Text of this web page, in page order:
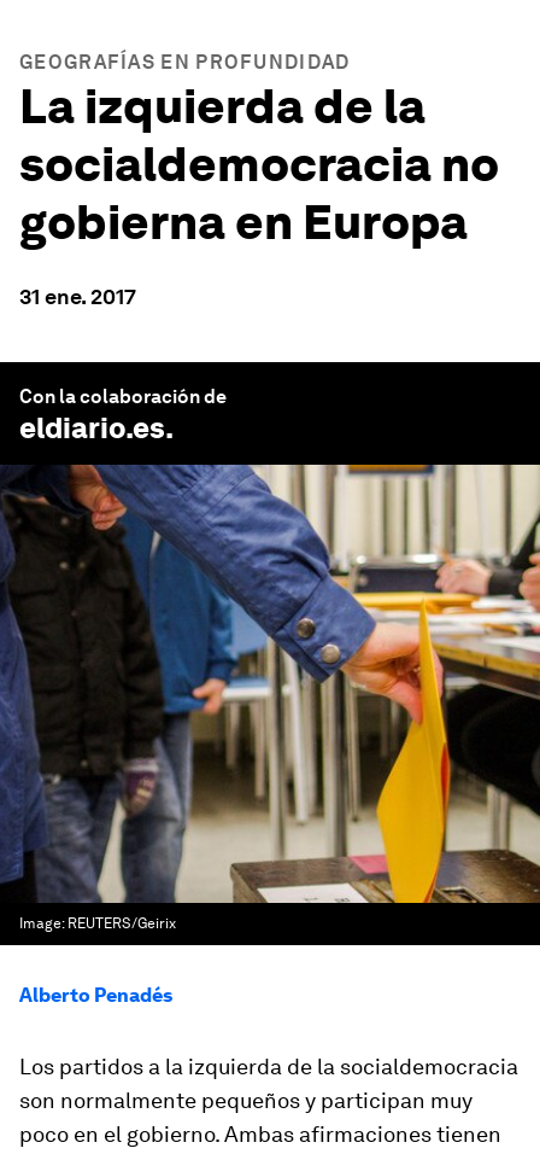
GEOGRAFÍAS EN PROFUNDIDAD
La izquierda de la
socialdemocracia no
gobierna en Europa
31 ene. 2017
Con la colaboración de
eldiario.es.
Image: REUTERS/Geirix
Alberto Penadés
Los partidos a la izquierda de la socialdemocracia
son normalmente pequeños y participan muy
poco en el gobierno. Ambas afirmaciones tienen